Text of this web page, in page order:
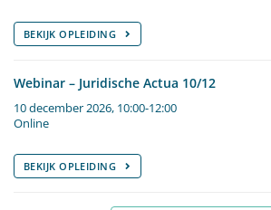
BEKIJK OPLEIDING
Webinar – Juridische Actua 10/12
10 december 2026, 10:00-12:00
Online
BEKIJK OPLEIDING